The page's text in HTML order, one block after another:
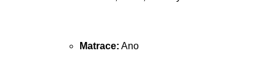
Matrace: Ano